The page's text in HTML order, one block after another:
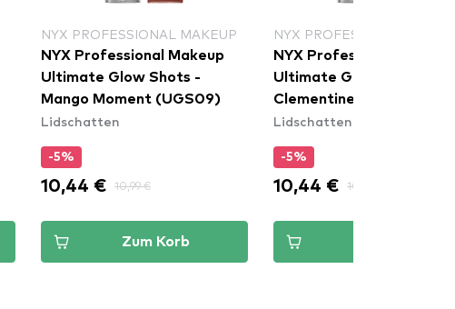
NYX PROFESSIONAL MAKEUP
NYX Professional Makeup
Ultimate Glow Shots -
Mango Moment (UGS09)
Lidschatten
-5%
10,44 € 10,99 €
Zum Korb
NYX PROFESSIONAL
NYX Professional
Ultimate Glow Shots -
Clementine Fine
Lidschatten
-5%
10,44 € 10,99 €